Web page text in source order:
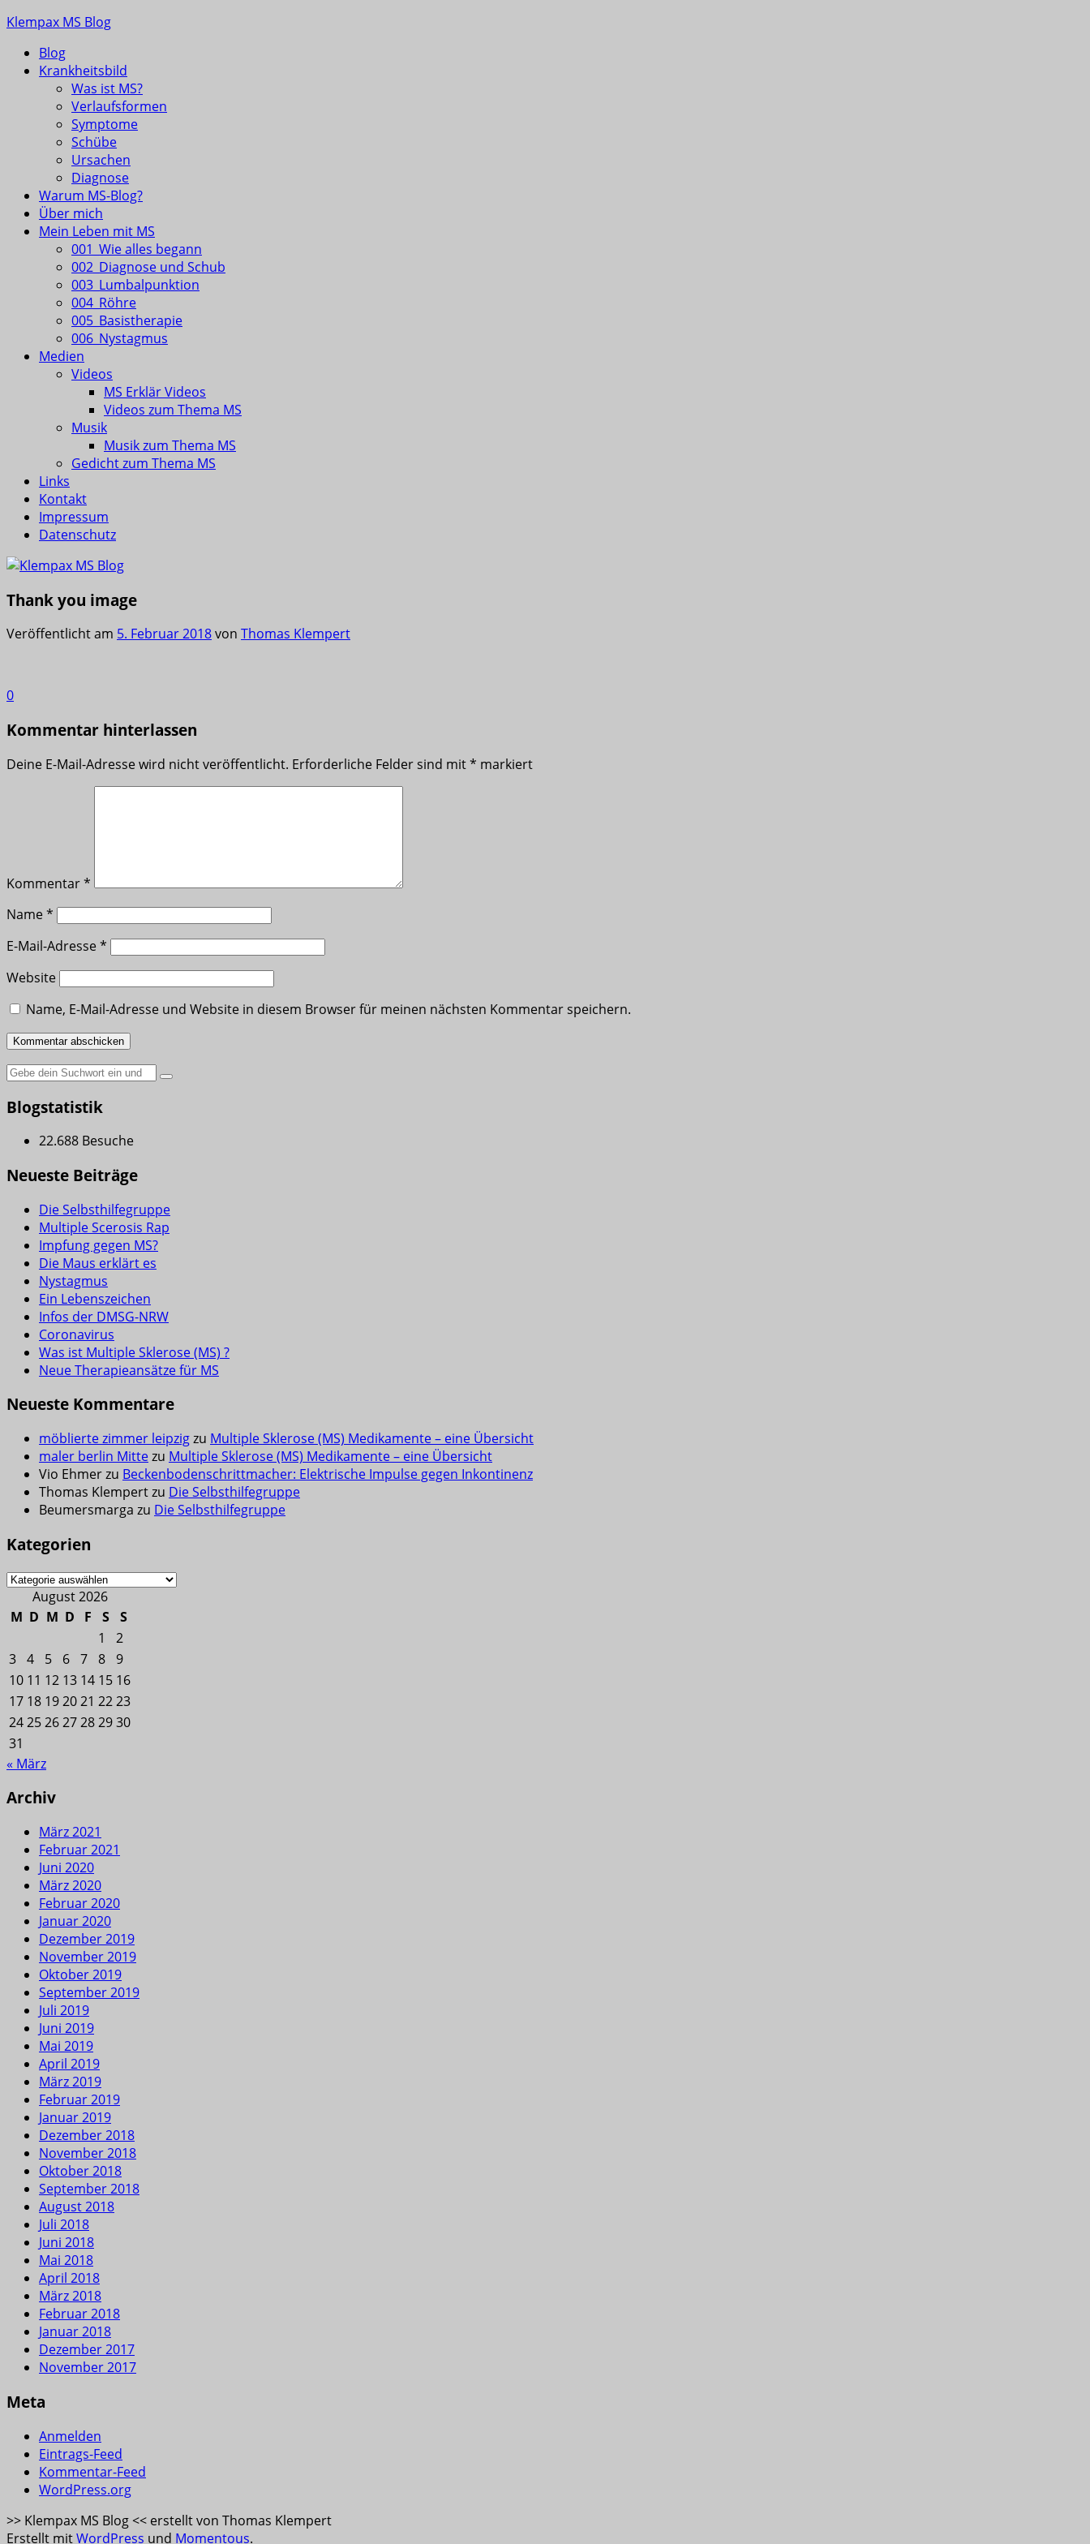
Skip
content
Klempax MS Blog
Infos, Fragen, Antworten für und von MSlern
Blog
Krankheitsbild
Was ist MS?
Verlaufsformen
Symptome
Schübe
Ursachen
Diagnose
Warum MS-Blog?
Über mich
Mein Leben mit MS
001_Wie alles begann
002_Diagnose und Schub
003_Lumbalpunktion
004_Röhre
005_Basistherapie
006_Nystagmus
Medien
Videos
MS Erklär Videos
Videos zum Thema MS
Musik
Musik zum Thema MS
Gedicht zum Thema MS
Links
Kontakt
Impressum
Datenschutz
Thank you image
Veröffentlicht am 5. Februar 2018von Thomas Klempert
0
Kommentar hinterlassen
Deine E-Mail-Adresse wird nicht veröffentlicht. Erforderliche Felder sind mit* markiert
Kommentar*
Name*
E-Mail-Adresse*
Website
Name, E-Mail-Adresse und Website in diesem Browser für meinen nächsten Kommentar speichern.
Suche
Blogstatistik
22.688 Besuche
Neueste Beiträge
Die Selbsthilfegruppe
Multiple Scerosis Rap
Impfung gegen MS?
Die Maus erklärt es
Nystagmus
Ein Lebenszeichen
Infos der DMSG-NRW
Coronavirus
Was ist Multiple Sklerose (MS) ?
Neue Therapieansätze für MS
Neueste Kommentare
möblierte zimmer leipzigzu Multiple Sklerose (MS) Medikamente – eine Übersicht
maler berlin Mittezu Multiple Sklerose (MS) Medikamente – eine Übersicht
Vio Ehmerzu Beckenbodenschrittmacher: Elektrische Impulse gegen Inkontinenz
Thomas Klempertzu Die Selbsthilfegruppe
Beumersmarga zu Die Selbsthilfegruppe
Kategorien
Kategorien
August 2026
M D M D F S
S
1
2
3 4 5 6 7 8 9
10 11 12 13 14 15 16
17 18 192021 2223
24252627282930
31
« März
Archiv
März 2021
Februar 2021
Juni 2020
März 2020
Februar 2020
Januar 2020
Dezember 2019
November 2019
Oktober 2019
September 2019
Juli 2019
Juni 2019
Mai 2019
April 2019
März 2019
Februar 2019
Januar 2019
Dezember 2018
November 2018
Oktober 2018
September 2018
August 2018
Juli 2018
Juni 2018
Mai 2018
April 2018
März 2018
Februar 2018
Januar 2018
Dezember 2017
November 2017
Meta
Anmelden
Eintrags-Feed
Kommentar-Feed
WordPress.org
>> Klempax MS Blog << erstellt von Thomas Klempert
Erstellt mitWordPress und Momentous.